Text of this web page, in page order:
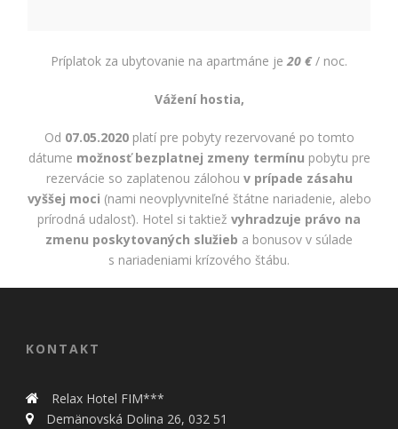
Príplatok za ubytovanie na apartmáne je 20 € / noc.
Vážení hostia,
Od 07.05.2020platí pre pobyty rezervované po tomto
dátume možnosť bezplatnej zmeny termínu pobytu pre
rezervácie so zaplatenou zálohou v prípade zásahu
vyššej moci (nami neovplyvniteľné štátne nariadenie, alebo
prírodná udalosť). Hotel si taktiež vyhradzuje právo na
zmenu poskytovaných služieb a bonusov v súlade
s nariadeniami krízového štábu.
KONTAKT
Relax Hotel FIM***
Demänovská Dolina 26, 032 51